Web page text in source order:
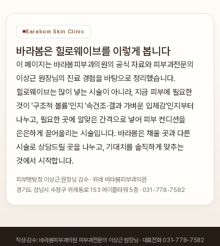
Barabom Skin Clinic
바라봄은 힐로웨이브를 이렇게 봅니다
이 페이지는 바라봄피부과의원의 공식 자료와 피부과전문의
이상근 원장님의 진료 경험을 바탕으로 정리했습니다.
힐로웨이브는 많이 넣는 시술이 아니라, 지금 피부에 필요한
것이 '구조적 볼륨'인지 '속건조·결과 가벼운 입체감'인지부터
나누고, 필요한 곳에 알맞은 간격으로 넣어 피부 컨디션을
은은하게 끌어올리는 시술입니다. 바라봄은 채울 곳과 다른
시술로 상담드릴 곳을 나누고, 기대치를 솔직하게 맞추는
것에서 시작합니다.
피부명탐정 이상근 원장님 감수 · 위례 바라봄피부과의원
경기도 성남시 수정구 위례동로 153 에이플타워 5층 · 031-778-7582
작성·감수: 바라봄피부과의원 피부과전문의 이상근 원장님 · 대표전화 031-778-7582